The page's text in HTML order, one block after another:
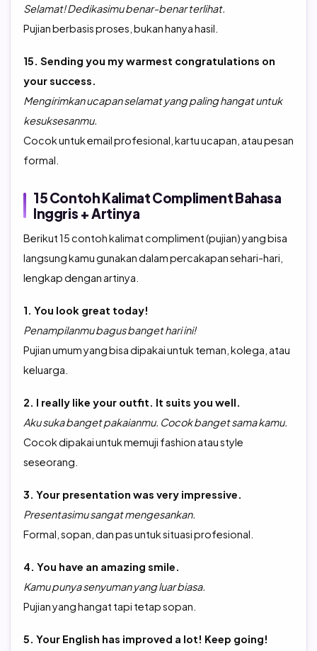
Selamat! Dedikasimu benar-benar terlihat.
Pujian berbasis proses, bukan hanya hasil.
15. Sending you my warmest congratulations on
your success.
Mengirimkan ucapan selamat yang paling hangat untuk
kesuksesanmu.
Cocok untuk email profesional, kartu ucapan, atau pesan
formal.
15 Contoh Kalimat Compliment Bahasa
Inggris + Artinya
Berikut 15 contoh kalimat compliment (pujian) yang bisa
langsung kamu gunakan dalam percakapan sehari-hari,
lengkap dengan artinya.
1. You look great today!
Penampilanmu bagus banget hari ini!
Pujian umum yang bisa dipakai untuk teman, kolega, atau
keluarga.
2. I really like your outfit. It suits you well.
Aku suka banget pakaianmu. Cocok banget sama kamu.
Cocok dipakai untuk memuji fashion atau style
seseorang.
3. Your presentation was very impressive.
Presentasimu sangat mengesankan.
Formal, sopan, dan pas untuk situasi profesional.
4. You have an amazing smile.
Kamu punya senyuman yang luar biasa.
Pujian yang hangat tapi tetap sopan.
5. Your English has improved a lot! Keep going!